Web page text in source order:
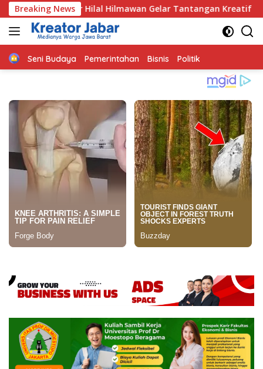
Langsung
ke
konten
Breaking News
Hilal Hilmawan Gelar Tantangan Kreatif Eceng Gondok
Home
Seni Budaya Pemerintahan Bisnis Politik